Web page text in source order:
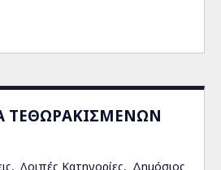
ΤΕΘΩΡΑΚΙΣΜΕΝΩΝ
Λοιπές Κατηγορίες
Δημόσιος